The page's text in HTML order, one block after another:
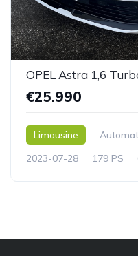
OPEL Astra 1,6
€25.990
Limousine
2023-07-28
179 PS